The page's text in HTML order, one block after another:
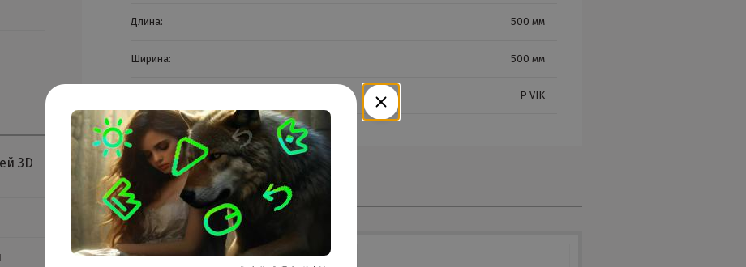
3D
Длина: 500 мм
Ширина: 500 мм
P VIK
Смотрите также